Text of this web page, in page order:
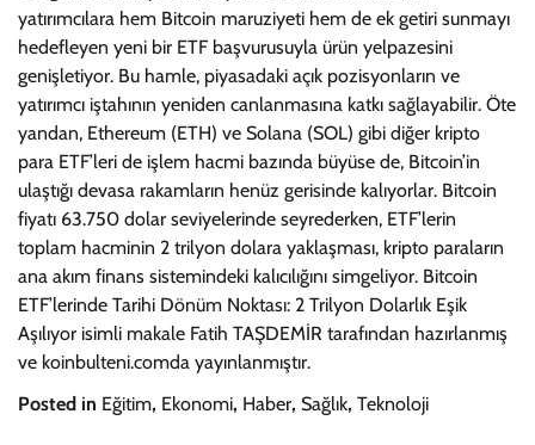
yatırımcılara hem Bitcoin maruziyeti hem de ek getiri sunmayı
hedefleyen yeni bir ETF başvurusuyla ürün yelpazesini
genişletiyor. Bu hamle, piyasadaki açık pozisyonların ve
yatırımcı iştahının yeniden canlanmasına katkı sağlayabilir. Öte
yandan, Ethereum (ETH) ve Solana (SOL) gibi diğer kripto
para ETF’leri de işlem hacmi bazında büyüse de, Bitcoin’in
ulaştığı devasa rakamların henüz gerisinde kalıyorlar. Bitcoin
fiyatı 63.750 dolar seviyelerinde seyrederken, ETF’lerin
toplam hacminin 2 trilyon dolara yaklaşması, kripto paraların
ana akım finans sistemindeki kalıcılığını simgeliyor. Bitcoin
ETF’lerinde Tarihi Dönüm Noktası: 2 Trilyon Dolarlık Eşik
Aşılıyor isimli makale Fatih TAŞDEMİR tarafından hazırlanmış
ve koinbulteni.comda yayınlanmıştır.
Posted in Eğitim, Ekonomi, Haber, Sağlık, Teknoloji